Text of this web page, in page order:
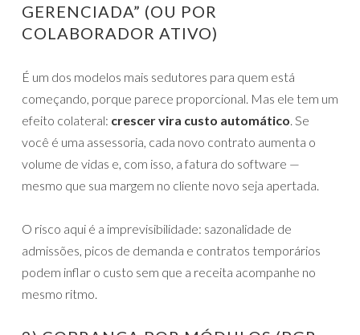
GERENCIADA” (OU POR
COLABORADOR ATIVO)
É um dos modelos mais sedutores para quem está
começando, porque parece proporcional. Mas ele tem um
efeito colateral: crescer vira custo automático. Se
você é uma assessoria, cada novo contrato aumenta o
volume de vidas e, com isso, a fatura do software —
mesmo que sua margem no cliente novo seja apertada.
O risco aqui é a imprevisibilidade: sazonalidade de
admissões, picos de demanda e contratos temporários
podem inflar o custo sem que a receita acompanhe no
mesmo ritmo.